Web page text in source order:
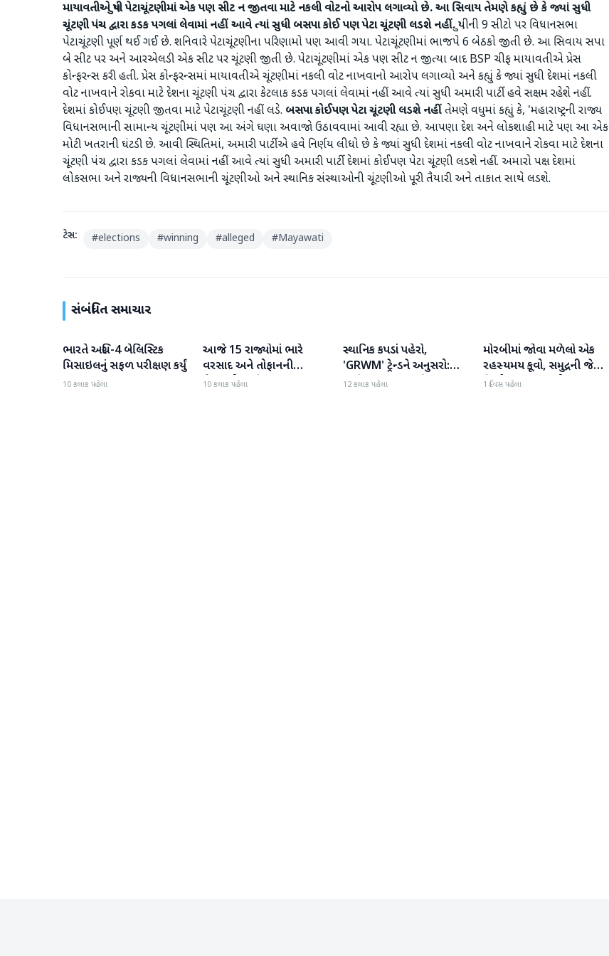
માયાવતીએ યુપી પેટાચૂંટણીમાં એક પણ સીટ ન જીતવા માટે નકલી વોટનો આરોપ લગાવ્યો છે. આ સિવાય તેમણે કહ્યું છે કે જ્યાં સુધી
ચૂંટણી પંચ દ્વારા કડક પગલાં લેવામાં નહીં આવે ત્યાં સુધી બસપા કોઈ પણ પેટા ચૂંટણી લડશે નહીં.યુપીની 9 સીટો પર વિધાનસભા
પેટાચૂંટણી પૂર્ણ થઈ ગઈ છે. શનિવારે પેટાચૂંટણીના પરિણામો પણ આવી ગયા. પેટાચૂંટણીમાં ભાજપે 6 બેઠકો જીતી છે. આ સિવાય સપા
બે સીટ પર અને આરએલડી એક સીટ પર ચૂંટણી જીતી છે. પેટાચૂંટણીમાં એક પણ સીટ ન જીત્યા બાદ BSP ચીફ માયાવતીએ પ્રેસ
કોન્ફરન્સ કરી હતી. પ્રેસ કોન્ફરન્સમાં માયાવતીએ ચૂંટણીમાં નકલી વોટ નાખવાનો આરોપ લગાવ્યો અને કહ્યું કે જ્યાં સુધી દેશમાં નકલી
વોટ નાખવાને રોકવા માટે દેશના ચૂંટણી પંચ દ્વારા કેટલાક કડક પગલાં લેવામાં નહીં આવે ત્યાં સુધી અમારી પાર્ટી હવે સક્ષમ રહેશે નહીં.
દેશમાં કોઈપણ ચૂંટણી જીતવા માટે પેટાચૂંટણી નહીં લડે. બસપાકોઈપણપેટાચૂંટણી લડશે નહીંતેમણે વધુમાં કહ્યું કે, 'મહારાષ્ટ્રની રાજ્ય
વિધાનસભાની સામાન્ય ચૂંટણીમાં પણ આ અંગે ઘણા અવાજો ઉઠાવવામાં આવી રહ્યા છે. આપણા દેશ અને લોકશાહી માટે પણ આ એક
મોટી ખતરાની ઘંટડી છે. આવી સ્થિતિમાં, અમારી પાર્ટીએ હવે નિર્ણય લીધો છે કે જ્યાં સુધી દેશમાં નકલી વોટ નાખવાને રોકવા માટે દેશના
ચૂંટણી પંચ દ્વારા કડક પગલાં લેવામાં નહીં આવે ત્યાં સુધી અમારી પાર્ટી દેશમાં કોઈપણ પેટા ચૂંટણી લડશે નહીં. અમારો પક્ષ દેશમાં
લોકસભા અને રાજ્યની વિધાનસભાની ચૂંટણીઓ અને સ્થાનિક સંસ્થાઓની ચૂંટણીઓ પૂરી તૈયારી અને તાકાત સાથે લડશે.
ટેગ્સ: #elections #winning #alleged #Mayawati
સંબંધિત સમાચાર
રાષ્ટ્રીય
ભારતે અગ્નિ-4 બેલિસ્ટિક
મિસાઇલનું સફળ પરીક્ષણ કર્યું
10 કલાક પહેલા
રાષ્ટ્રીય
આજે 15 રાજ્યોમાં ભારે
વરસાદ અને તોફાનની
ચેતવણી જારી
10 કલાક પહેલા
રાષ્ટ્રીય
સ્થાનિક કપડાં પહેરો,
'GRWM' ટ્રેન્ડને અનુસરો:
રાષ્ટ્રીય હાથવણાટ દિવસ પર
12 કલાક પહેલા
રાષ્ટ્રીય
મોરબીમાં જોવા મળેલો એક
રહસ્યમય કૂવો, સમુદ્રની જેમ
હિલોળા ખાતું પાણી
1 દિવસ પહેલા